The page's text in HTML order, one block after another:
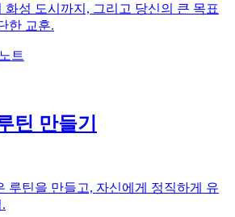
성 도시까지, 그리고 당신의 큰 목표
한 교훈.
트
틴 만들기
루틴을 만들고, 자신에게 정직하게 유